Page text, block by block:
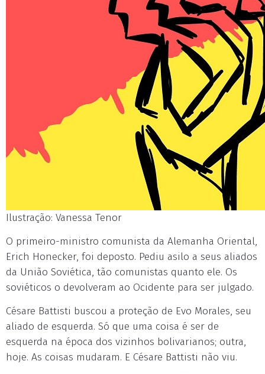
Ilustração: Vanessa Tenor
O primeiro-ministro comunista da Alemanha Oriental,
Erich Honecker, foi deposto. Pediu asilo a seus aliados
da União Soviética, tão comunistas quanto ele. Os
soviéticos o devolveram ao Ocidente para ser julgado.
Césare Battisti buscou a proteção de Evo Morales, seu
aliado de esquerda. Só que uma coisa é ser de
esquerda na época dos vizinhos bolivarianos; outra,
hoje. As coisas mudaram. E Césare Battisti não viu.